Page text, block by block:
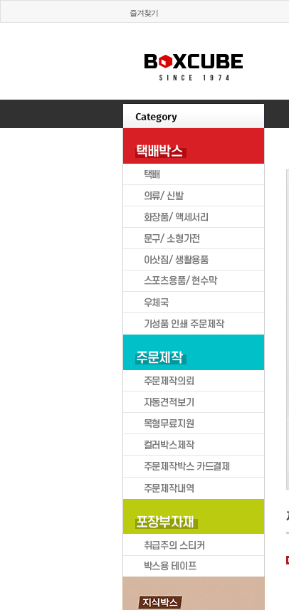
즐겨찾기
박스큐브
BOXCUBE 카테고리
택배박스
택배
의류/신발
화장품/액세서리
이삿짐/생활용품